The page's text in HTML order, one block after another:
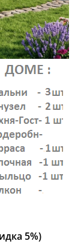
5%)